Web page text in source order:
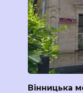
Вінницька